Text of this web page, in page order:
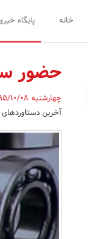
خانه پایگاه
حضور
چهارشنبه 95/10/08
آخرین